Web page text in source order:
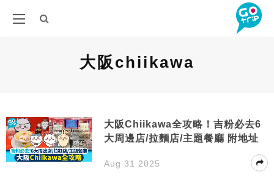
大阪chiikawa
大阪Chiikawa全攻略！吉粉必去6
大周邊店/拉麵店/主題餐廳 附地址
Aug 31 2025